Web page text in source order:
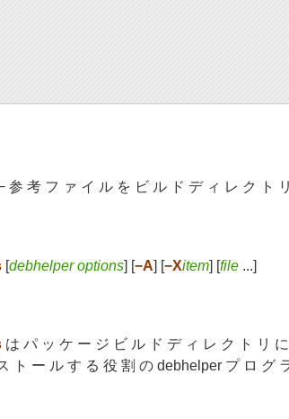
参 考 フ ァ イ ル を ビ ル ド デ ィ レ ク ト
[debhelper options] [−A] [−Xitem] [file ...]
は パ ッ ケ ー ジ ビ ル ド デ ィ レ ク ト リ
ト ー ル す る 役 割 の debhelper プ ロ グ